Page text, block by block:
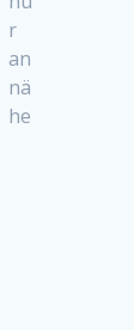
r
an
nä
he